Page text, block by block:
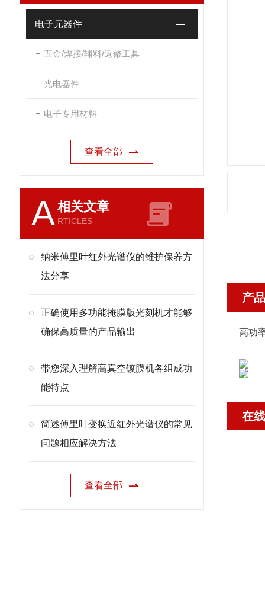
电子元器件
五金/焊接/辅料/返修工具
光电器件
电子专用材料
查看全部
A相关文章
RTICLES
纳米傅里叶红外光谱仪的维护保养方
法分享
正确使用多功能掩膜版光刻机才能够
确保高质量的产品输出
带您深入理解高真空镀膜机各组成功
能特点
简述傅里叶变换近红外光谱仪的常见
问题相应解决方法
查看全部
产
高功
在